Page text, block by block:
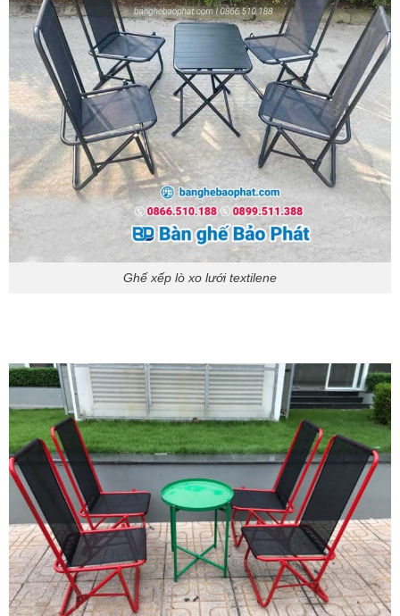
Ghế xếp lò xo lưới textilene